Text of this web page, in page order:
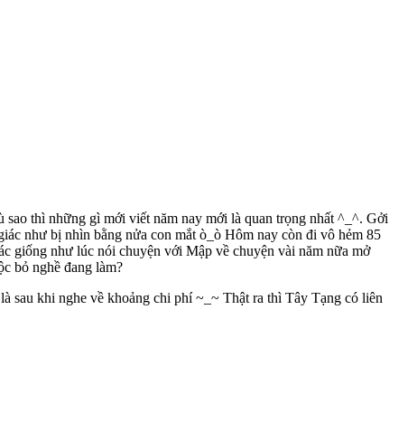
thì những gì mới viết năm nay mới là quan trọng nhất ^_^. Gởi
như bị nhìn bằng nửa con mắt ò_ò Hôm nay còn đi vô hẻm 85
giống như lúc nói chuyện với Mập về chuyện vài năm nữa mở
bỏ nghề đang làm?
sau khi nghe về khoảng chi phí ~_~ Thật ra thì Tây Tạng có liên